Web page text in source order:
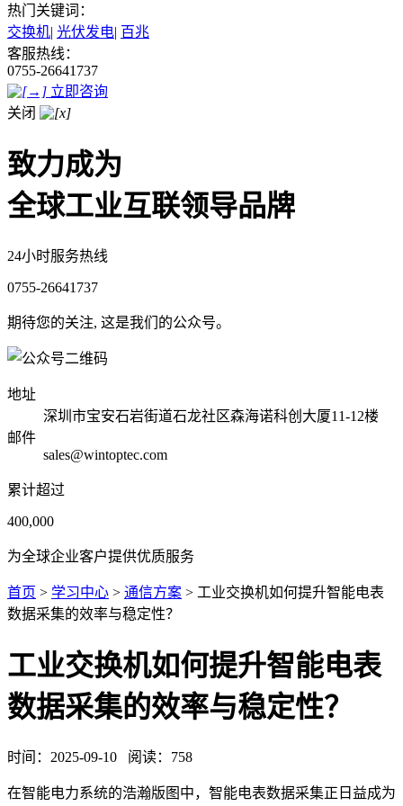
热门关键词：
交换机| 光伏发电| 百兆
客服热线：
0755-26641737
立即咨询
关闭
致力成为
全球工业互联领导品牌
24小时服务热线
0755-26641737
期待您的关注, 这是我们的公众号。
地址
深圳市宝安石岩街道石龙社区森海诺科创大厦11-12楼
邮件
sales@wintoptec.com
累计超过
400,000
为全球企业客户提供优质服务
首页 > 学习中心 > 通信方案 > 工业交换机如何提升智能电表
数据采集的效率与稳定性？
工业交换机如何提升智能电表
数据采集的效率与稳定性？
时间： 2025-09-10 阅读： 758
在智能电力系统的浩瀚版图中，智能电表数据采集正日益成为